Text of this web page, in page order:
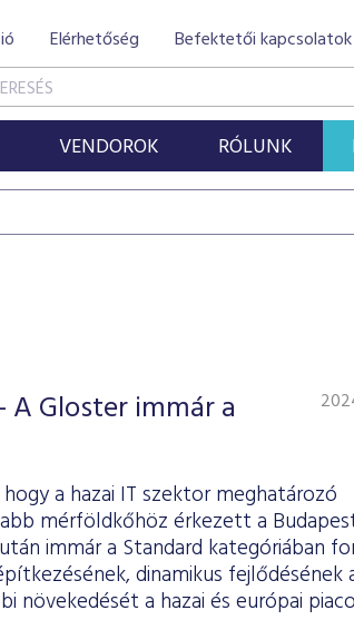
Elérhetőség Befektetői kapcsolatok
VENDOROK RÓLUNK
Gloster immár a
a hazai IT szektor meghatározó
mérföldkőhöz érkezett a
immár a Standard kategóriában
dinamikus fejlődésének
növekedését a hazai és európai